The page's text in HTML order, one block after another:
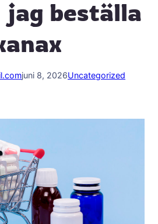
beställa
juni 8, 2026Uncategorized